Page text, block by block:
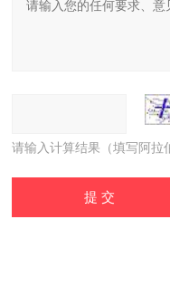
请输入计算结果（填写阿拉